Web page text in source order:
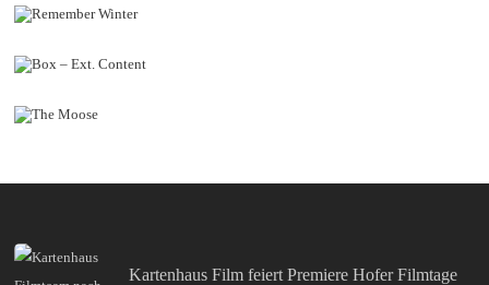
Kartenhaus Film feiert Premiere Hofer Filmtage